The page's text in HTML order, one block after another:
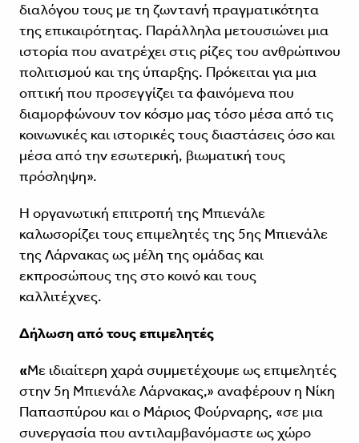
διαλόγου τους με τη ζωντανή πραγματικότητα
της επικαιρότητας. Παράλληλα μετουσιώνει μια
ιστορία που ανατρέχει στις ρίζες του ανθρώπινου
πολιτισμού και της ύπαρξης. Πρόκειται για μια
οπτική που προσεγγίζει τα φαινόμενα που
διαμορφώνουν τον κόσμο μας τόσο μέσα από τις
κοινωνικές και ιστορικές τους διαστάσεις όσο και
μέσα από την εσωτερική, βιωματική τους
πρόσληψη».
Η οργανωτική επιτροπή της Μπιενάλε
καλωσορίζει τους επιμελητές της 5ης Μπιενάλε
της Λάρνακας ως μέλη της ομάδας και
εκπροσώπους της στο κοινό και τους
καλλιτέχνες.
Δήλωση από τους επιμελητές
«Με ιδιαίτερη χαρά συμμετέχουμε ως επιμελητές
στην 5η Μπιενάλε Λάρνακας,» αναφέρουν η Νίκη
Παπασπύρου και ο Μάριος Φούρναρης, «σε μια
συνεργασία που αντιλαμβανόμαστε ως χώρο